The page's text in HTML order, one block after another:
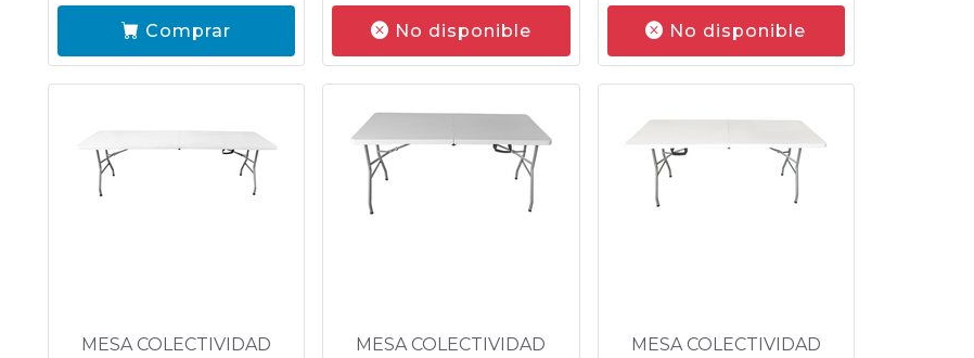
Comprar No disponible No disponible
MESA COLECTIVIDAD
MESA COLECTIVIDAD
MESA COLECTIVIDAD